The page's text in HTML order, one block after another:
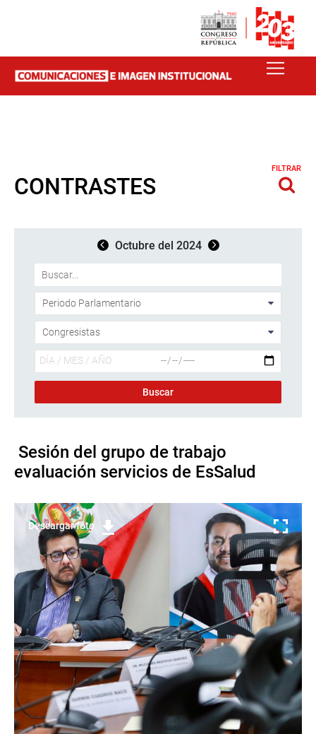
CONTRASTES
FILTRAR
Octubre del 2024
Sesión del grupo de trabajo
evaluación servicios de EsSalud
Descargar foto